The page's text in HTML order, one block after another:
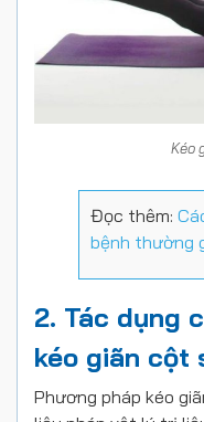
Kéo
Đọc thêm:
bệnh thường
2. Tác dụng
kéo giãn cột
Phương pháp kéo